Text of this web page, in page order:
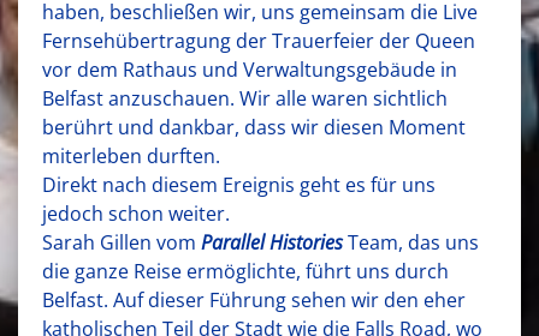
haben, beschließen wir, uns gemeinsam die Live
Fernsehübertragung der Trauerfeier der Queen
vor dem Rathaus und Verwaltungsgebäude in
Belfast anzuschauen. Wir alle waren sichtlich
berührt und dankbar, dass wir diesen Moment
miterleben durften.
Direkt nach diesem Ereignis geht es für uns
jedoch schon weiter.
Sarah Gillen vom Parallel HistoriesTeam, das uns
die ganze Reise ermöglichte, führt uns durch
Belfast. Auf dieser Führung sehen wir den eher
katholischen Teil der Stadt wie die Falls Road, wo